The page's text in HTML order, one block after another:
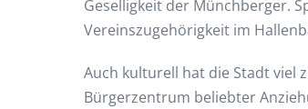
Geselligkeit der Münchberger.
Vereinszugehörigkeit im
Auch kulturell hat die Stadt viel
Bürgerzentrum beliebter